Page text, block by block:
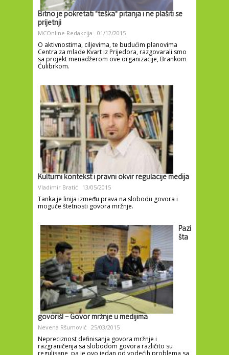
Bitno je pokretati "teška" pitanja i ne plašiti se
prijetnji
MCOnline Redakcija 01/12/2015
O aktivnostima, ciljevima, te budućim planovima
Centra za mlade Kvart iz Prijedora, razgovarali smo
sa projekt menadžerom ove organizacije, Brankom
Ćulibrkom.
Kulturni kontekst i pravni okvir regulacije medija
Vladimir Bratić 13/05/2015
Tanka je linija između prava na slobodu govora i
moguće štetnosti govora mržnje.
Pazi
šta
govoriš! – Govor mržnje u medijima
Nevena Ršumović 25/03/2015
Nepreciznost definisanja govora mržnje i
razgraničenja sa slobodom govora različito su